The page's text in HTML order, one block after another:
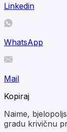
Linkedin
WhatsApp
Mail
Kopiraj
Naime,
gradu krivičnu